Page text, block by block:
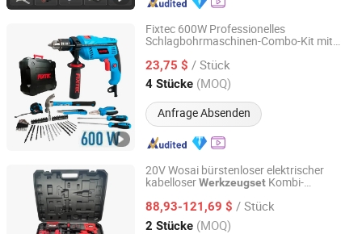
Fixtec 600W Professionelles
Schlagbohrmaschinen-Combo-Kit mit
Bauarbeiten
23,75 $ / Stück
4 Stücke (MOQ)
Anfrage Absenden
EBIC Tools Co., Ltd.
Jiangsu, China Seit 2011
20V Wosai bürstenloser elektrischer
kabelloserWerkzeugset Kombi-
Drehmoment-Schraubenschlüssel
Elektrowerkzeug-Sets
88,93-121,69 $ / Stück
2 Stücke (MOQ)
Qidong Edge Tool Co., Ltd.
Jiangsu, China Seit 2021